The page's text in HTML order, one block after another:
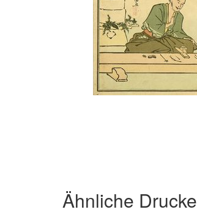
Ähnliche Drucke